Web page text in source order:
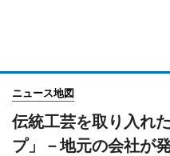
ニュース地図
伝統工芸を取り入れ
プ」－地元の会社が